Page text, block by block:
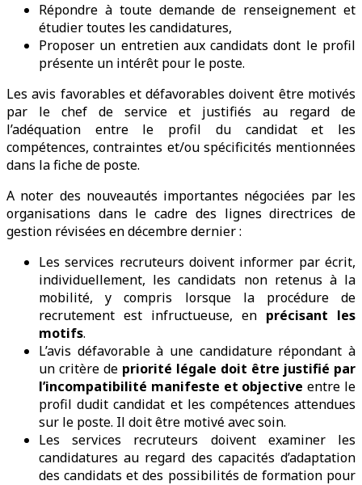
Répondre à toute demande de renseignement et
étudier toutes les candidatures,
Proposer un entretien aux candidats dont le profil
présente un intérêt pour le poste.
Les avis favorables et défavorables doivent être motivés
par le chef de service et justifiés au regard de
l’adéquation entre le profil du candidat et les
compétences, contraintes et/ou spécificités mentionnées
dans la fiche de poste.
A noter des nouveautés importantes négociées par les
organisations dans le cadre des lignes directrices de
gestion révisées en décembre dernier :
Les services recruteurs doivent informer par écrit,
individuellement, les candidats non retenus à la
mobilité, y compris lorsque la procédure de
recrutement est infructueuse, en précisant les
motifs.
L’avis défavorable à une candidature répondant à
un critère de priorité légale doit être justifié par
l’incompatibilité manifeste et objective entre le
profil dudit candidat et les compétences attendues
sur le poste. Il doit être motivé avec soin.
Les services recruteurs doivent examiner les
candidatures au regard des capacités d’adaptation
des candidats et des possibilités de formation pour